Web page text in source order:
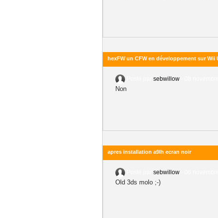
hexFW un CFW en développement sur Wii
sebwillow
Non
apres installation a9lh ecran noir
sebwillow
Old 3ds molo ;-)